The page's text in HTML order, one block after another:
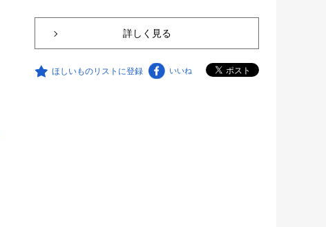
詳しく見る
ほしいものリストに登録 いいね